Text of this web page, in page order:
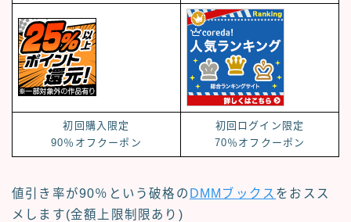
初回購入限定
90％オフクーポン
初回ログイン限定
70％オフクーポン
値引き率が90％という破格の DMMブックス をおスス
メします(金額上限制限あり)